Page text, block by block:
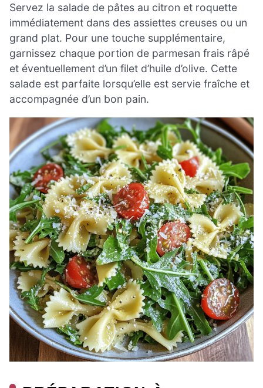
Servez la salade de pâtes au citron et roquette
immédiatement dans des assiettes creuses ou un
grand plat. Pour une touche supplémentaire,
garnissez chaque portion de parmesan frais râpé
et éventuellement d’un filet d’huile d’olive. Cette
salade est parfaite lorsqu’elle est servie fraîche et
accompagnée d’un bon pain.